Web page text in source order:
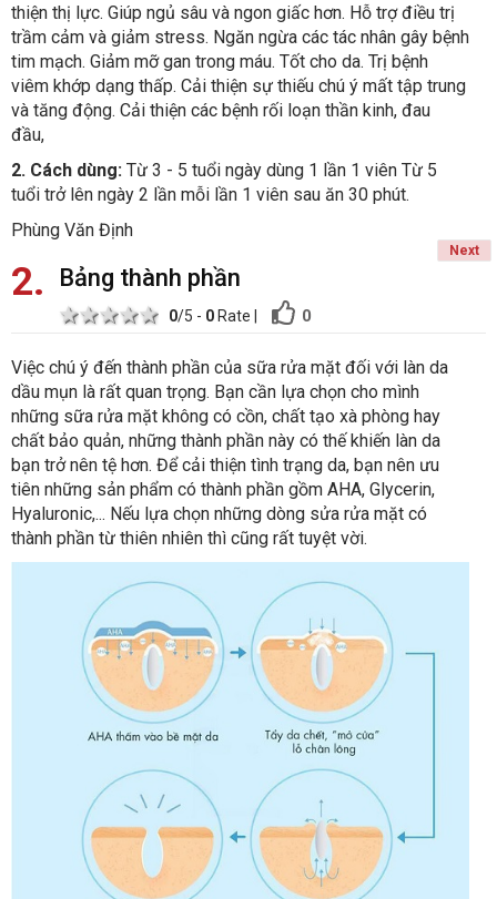
thiện thị lực. Giúp ngủ sâu và ngon giấc hơn. Hỗ trợ điều trị
trầm cảm và giảm stress. Ngăn ngừa các tác nhân gây bệnh
tim mạch. Giảm mỡ gan trong máu. Tốt cho da. Trị bệnh
viêm khớp dạng thấp. Cải thiện sự thiếu chú ý mất tập trung
và tăng động. Cải thiện các bệnh rối loạn thần kinh, đau
đầu,
2. Cách dùng: Từ 3 - 5 tuổi ngày dùng 1 lần 1 viên Từ 5
tuổi trở lên ngày 2 lần mỗi lần 1 viên sau ăn 30 phút.
Phùng Văn Định
Next
2 Bảng thành phần
5 stars
4 stars
3 stars
2 stars
1 star 0/5 - 0Rate 0
Việc chú ý đến thành phần của sữa rửa mặt đối với làn da
dầu mụn là rất quan trọng. Bạn cần lựa chọn cho mình
những sữa rửa mặt không có cồn, chất tạo xà phòng hay
chất bảo quản, những thành phần này có thế khiến làn da
bạn trở nên tệ hơn. Để cải thiện tình trạng da, bạn nên ưu
tiên những sản phẩm có thành phần gồm AHA, Glycerin,
Hyaluronic,... Nếu lựa chọn những dòng sửa rửa mặt có
thành phần từ thiên nhiên thì cũng rất tuyệt vời.